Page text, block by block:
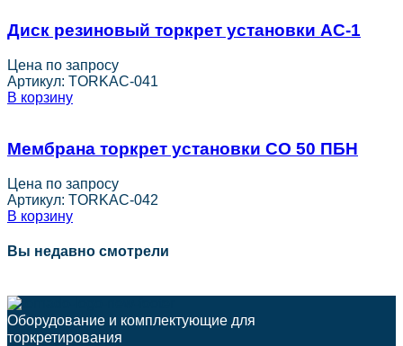
Диск резиновый торкрет установки AC-1
Цена по запросу
Артикул: TORKAC-041
В корзину
Мембрана торкрет установки СО 50 ПБН
Цена по запросу
Артикул: TORKAC-042
В корзину
Вы недавно смотрели
Оборудование и комплектующие для
торкретирования